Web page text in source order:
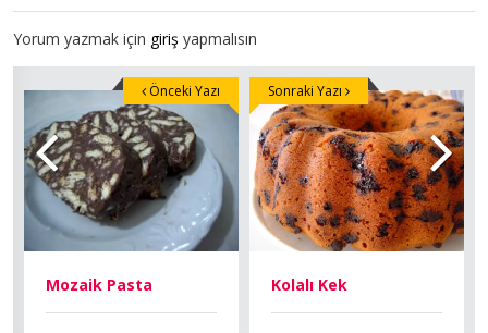
Yorum yazmak için giriş yapmalısın
Mozaik Pasta
Önceki Yazı
Kolalı Kek
Sonraki Yazı